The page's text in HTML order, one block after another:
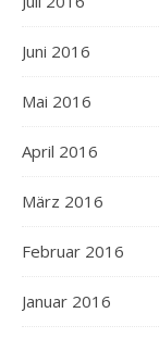
Juni 2016
Mai 2016
April 2016
März 2016
Februar 2016
Januar 2016